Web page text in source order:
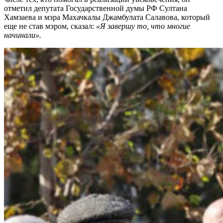
отметил депутата Государственной думы РФ Султана
Хамзаева и мэра Махачкалы Джамбулата Салавова, который
еще не став мэром, сказал: «Я завершу то, что многие
начинали».